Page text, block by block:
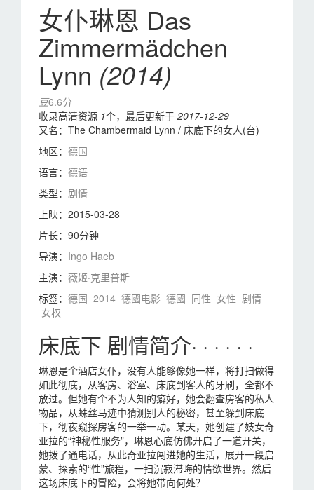
女仆琳恩 Das
Zimmermädchen
Lynn (2014)
豆6.6分
收录高清资源 1个，最后更新于 2017-12-29
又名： The Chambermaid Lynn / 床底下的女人(台)
地区： 德国
语言： 德语
类型： 剧情
上映： 2015-03-28
片长： 90分钟
导演： Ingo Haeb
主演： 薇姬·克里普斯
标签： 德国 2014 德國电影 德國 同性 女性 剧情
女权
床底下 剧情简介· · · · · ·
琳恩是个酒店女仆，没有人能够像她一样，将打扫做得
如此彻底，从客房、浴室、床底到客人的牙刷，全都不
放过。但她有个不为人知的癖好，她会翻查房客的私人
物品，从蛛丝马迹中猜测别人的秘密，甚至躲到床底
下，彻夜窥探房客的一举一动。某天，她创建了妓女奇
亚拉的“神秘性服务”，琳恩心底仿佛开启了一道开关，
她拨了通电话，从此奇亚拉闯进她的生活，展开一段启
蒙、探索的“性”旅程，一扫沉寂滞晦的情欲世界。然后
这场床底下的冒险，会将她带向何处？